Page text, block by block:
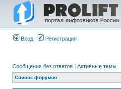
Вход Регистрация
Сообщения без ответов | Активные темы
Список форумов